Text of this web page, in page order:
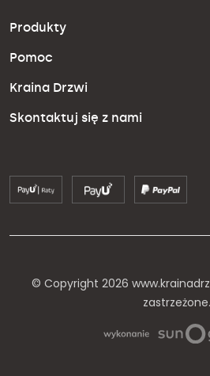
Produkty
Pomoc
Kraina Drzwi
Skontaktuj się z nami
© Copyright 2026
zastrzeżone.